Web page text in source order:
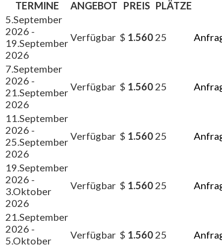
TERMINE ANGEBOT PREIS PLÄTZE
5.September
2026 -
19.September
2026
Verfügbar $ 1.560 25
7.September
2026 -
21.September
2026
Verfügbar $ 1.560 25
11.September
2026 -
25.September
2026
Verfügbar $ 1.560 25
19.September
2026 -
3.Oktober
2026
Verfügbar $ 1.560 25
21.September
2026 -
5.Oktober
Verfügbar $ 1.560 25